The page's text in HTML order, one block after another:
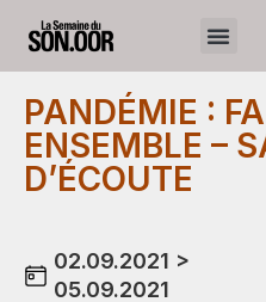
PANDÉMIE :
ENSEMBLE –
D’ÉCOUTE
02.09.2021 >
05.09.2021